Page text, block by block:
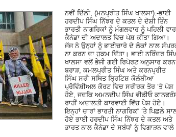
ਨਵੀਂ ਦਿੱਲੀ, (ਮਨਪ੍ਰੀਤ ਸਿੰਘ ਖਾਲਸਾ):-ਭਾਈ
ਹਰਦੀਪ ਸਿੰਘ ਨਿੱਝਰ ਦੇ ਕਤਲ ਦੇ ਦੋਸ਼ੀ ਤਿੰਨ
ਭਾਰਤੀ ਨਾਗਰਿਕਾਂ ਨੂੰ ਮੰਗਲਵਾਰ ਨੂੰ ਪਹਿਲੀ ਵਾਰ
ਕੈਨੇਡਾ ਦੀ ਅਦਾਲਤ ਵਿਚ ਪੇਸ਼ ਕੀਤਾ ਗਿਆ।
ਜੱਜ ਨੇ ਉਨ੍ਹਾਂ ਨੂੰ ਭਾਈਚਾਰੇ ਦੇ ਲੋਕਾਂ ਨਾਲ
ਨਾ ਕਰਨ ਦਾ ਹੁਕਮ ਦਿੱਤਾ। ਭਾਈ ਨਰਿੰਦਰ
ਖਾਲਸਾ ਵਲੋਂ ਭੇਜੀ ਗਈ ਰਿਪੋਰਟ ਅਨੁਸਾਰ ਕਰਨ
ਬਰਾੜ, ਕਮਲਪ੍ਰੀਤ ਸਿੰਘ ਅਤੇ ਕਰਨਪ੍ਰੀਤ
ਸਿੰਘ ਸਰੀ ਸਥਿਤ ਬ੍ਰਿਟਿਸ਼ ਕੋਲੰਬੀਆ
ਪ੍ਰੋਵਿੰਸ਼ੀਅਲ ਕੋਰਟ ਵਿਚ ਸਰੀਰਕ ਤੌਰ ‘ਤੇ ਪੇਸ਼
ਹੋਏ, ਜਦਕਿ ਅਮਨਦੀਪ ਸਿੰਘ ਵੀਡੀਓ
ਰਾਹੀਂ ਅਦਾਲਤੀ ਕਾਰਵਾਈ ਵਿੱਚ ਪੇਸ਼ ਹੋਏ।
ਇਨ੍ਹਾਂ ਚਾਰਾਂ ਭਾਰਤੀ ਨਾਗਰਿਕਾਂ ‘ਤੇ ਪਿਛਲੇ
ਹੋਏ ਭਾਈ ਹਰਦੀਪ ਸਿੰਘ ਨਿੱਝਰ ਦੇ ਕਤਲ ਅਤੇ
ਭਾਰਤ ਨਾਲ ਕੈਨੇਡਾ ਦੇ ਸਬੰਧਾਂ ਨੂੰ ਵਿਗਾੜਨ ਵਾਲੇ